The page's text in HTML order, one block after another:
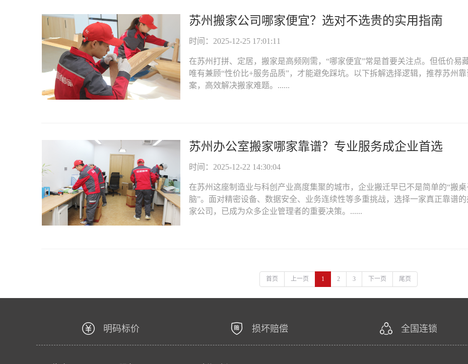
苏州搬家公司哪家便宜？选对不选贵的实用指南
时间：2025-12-25 17:01:11
在苏州打拼、定居，搬家是高频刚需，“哪家便宜”常是首要关注点。但低价易
唯有兼顾“性价比+服务品质”，才能避免踩坑。以下拆解选择逻辑，推荐苏州
案，高效解决搬家难题。......
苏州办公室搬家哪家靠谱？专业服务成企业首选
时间：2025-12-22 14:30:04
在苏州这座制造业与科创产业高度集聚的城市，企业搬迁早已不是简单的“搬
脑”。面对精密设备、数据安全、业务连续性等多重挑战，选择一家真正靠谱
家公司，已成为众多企业管理者的重要决策。......
首页 上一页 1 2 3 下一页 尾页
明码标价 损坏赔偿 全国连锁